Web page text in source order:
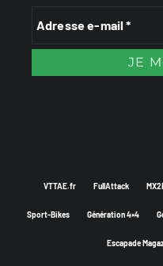
VTTAE.fr FullAttack
Sport-Bikes Génération 4×4
Escapade